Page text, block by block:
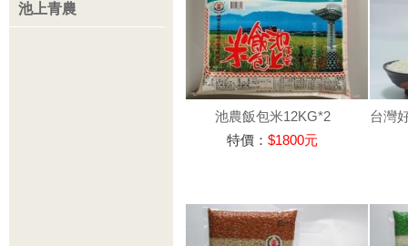
池上青農
池農飯包米12KG*2
特價： $1800元
台灣